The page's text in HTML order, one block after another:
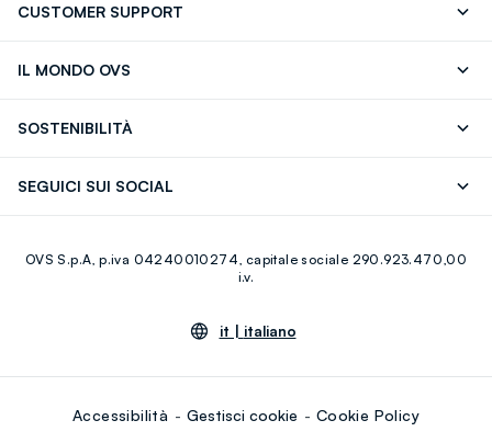
CUSTOMER SUPPORT
IL MONDO OVS
Giftcard
SOSTENIBILITÀ
SEGUICI SUI SOCIAL
Youtube Linkedin
OVS S.p.A, p.iva 04240010274, capitale sociale 290.923.470,00
i.v.
it | italiano
Accessibilità Gestisci cookie Cookie Policy